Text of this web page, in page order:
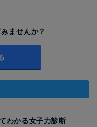
ませんか？
わかる女子力診断